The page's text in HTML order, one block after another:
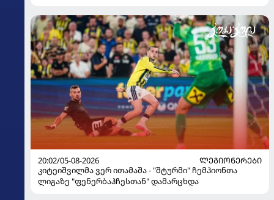
20:02/05-08-2026
ᲚᲔᲒᲘᲝᲜᲔᲠᲔᲑᲘ
კიტეიშვილმა ვერ ითამაშა - "შტურმი" ჩემპიონთა
ლიგაზე "ფენერბაჰჩესთან" დამარცხდა